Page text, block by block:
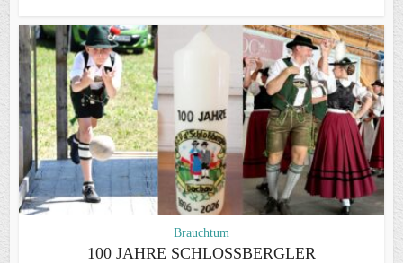
Brauchtum
100 JAHRE SCHLOSSBERGLER D